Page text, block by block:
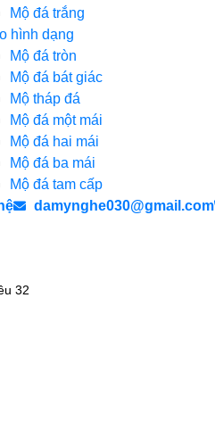
Mộ đá trắng
hình dạng
Mộ đá tròn
Mộ đá bát giác
Mộ tháp đá
Mộ đá một mái
Mộ đá hai mái
Mộ đá ba mái
Mộ đá tam cấp
damynghe030@gmail.com
32